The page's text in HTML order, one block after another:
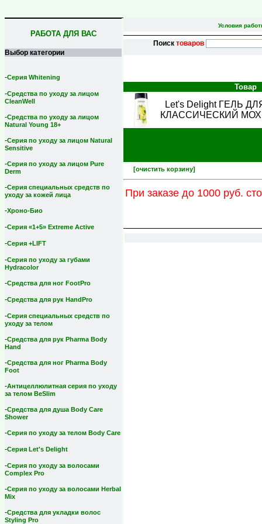
РАБОТА ДЛЯ ВАС
Выбор категории
-Серия Whitening
-Средства по уходу за лицом
CleanWell
-Средства по уходу за лицом
Natural Young 18+
-Серия по уходу за лицом Natural
Sensitive
-Серия по уходу за лицом Pure
Derm
-Серия специальных средств по
уходу за кожей лица
-Хроно-Био
-Серия «1+5» Extreme Active
-Серия +LIFT
-Серия по уходу за губами
Hydracolor
-Средства для ног FootPro
-Средства для рук HandPro
-Серия специальных средств по
уходу за телом
-Средства для рук Pharma Body
Hand
-Средства для ног Pharma Body
Foot
-Антицеллюлитная серия по уходу
за телом BeSlim
-Средства для душа Body Care
Shower
-Серия по уходу за телом Body Care
-Серия Let's Delight
-Серия по уходу за волосами
Complex Pro
-Серия по уходу за волосами Herbal
Mix
-Средства для укладки волос
Styling Pro
Условия
Поиск товаров
Товар
Let's Delight ГЕЛЬ
КЛАССИЧЕСКИЙ
[очистить корзину]
При заказе до 1000 руб.